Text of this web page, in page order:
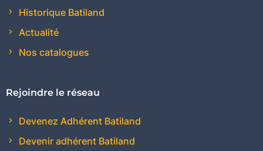
Historique Batiland
Actualité
Nos catalogues
Rejoindre le réseau
Devenez Adhérent Batiland
Devenir adhérent Batiland